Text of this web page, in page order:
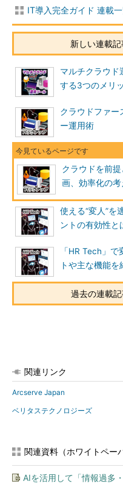
IT導入完全ガイド 連載
新しい連載
マルチクラウド
する3つのメリ
クラウドファー
ー運用術
クラウドを前
画、効率化の考
使える“変人”を
ントの有効性と
「HR Tech」
トや主な機能を
過去の連載
関連リンク
Arcserve Japan
ベリタステクノロジーズ
関連資料（ホワイトペー
AIを活用して「情報過多